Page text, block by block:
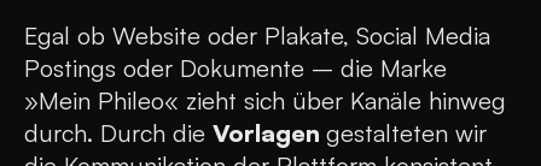
Egal ob Website oder Plakate, Social Media
Postings oder Dokumente – die Marke
»Mein Phileo« zieht sich über Kanäle hinweg
durch. Durch die Vorlagen gestalteten wir